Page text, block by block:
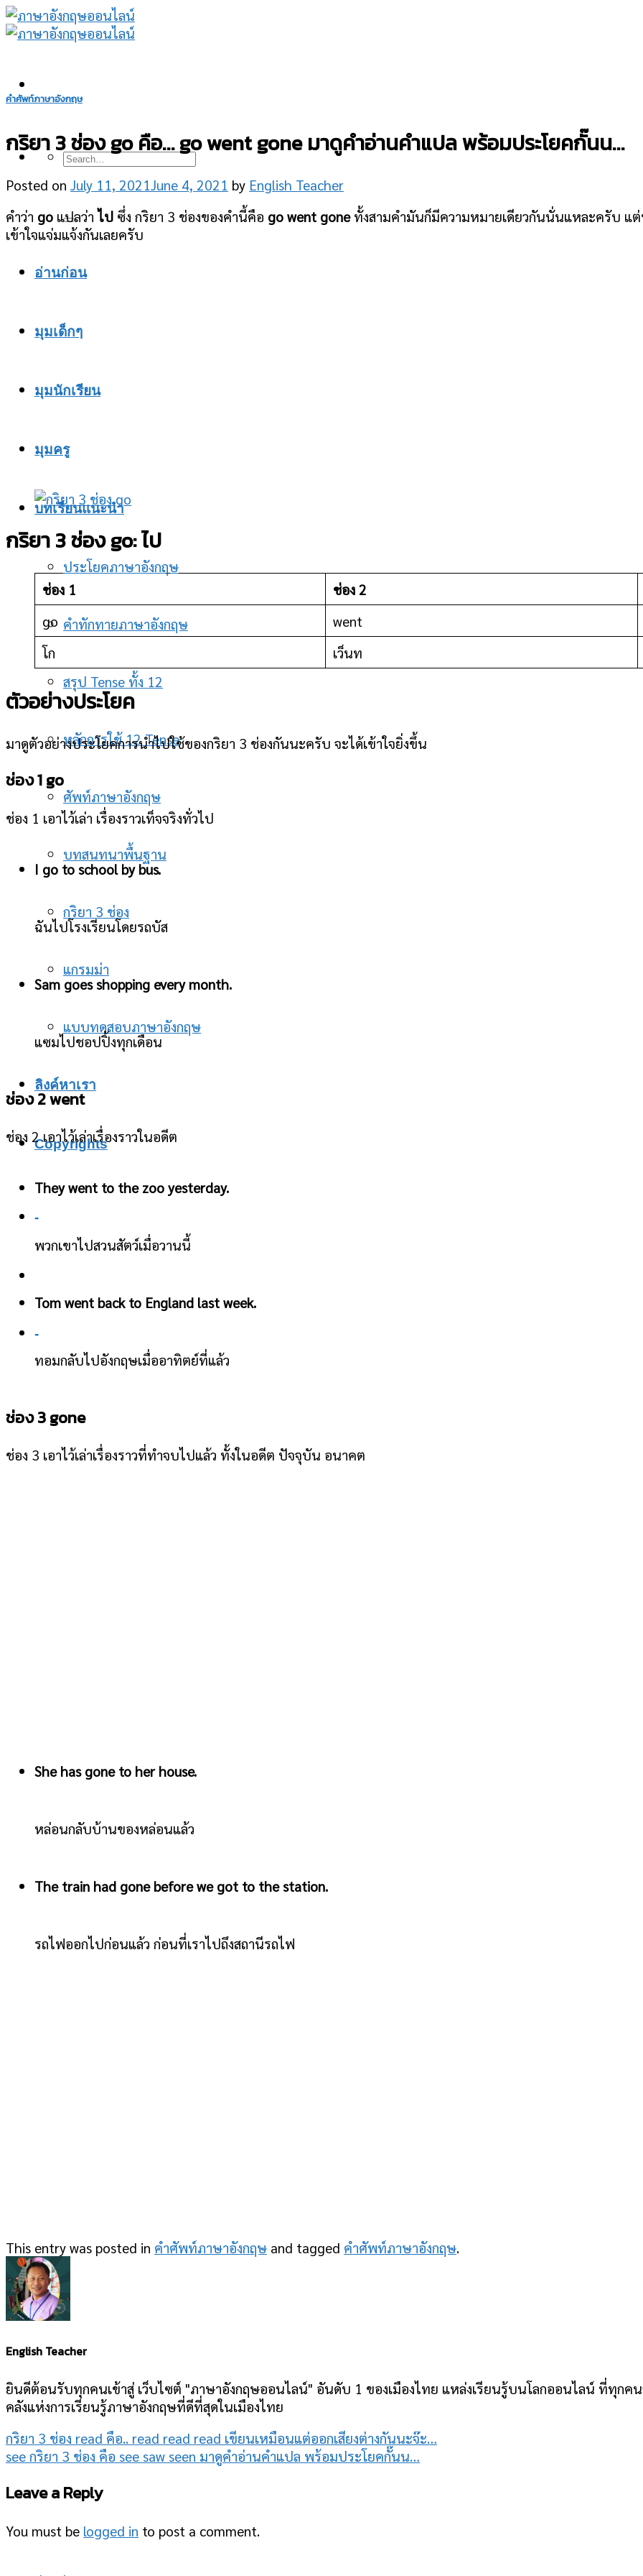
Skip
to
อ่านก่อน
มุมเด็กๆ
มุมนักเรียน
มุมครู
บทเรียนแนะนำ
ประโยคภาษาอังกฤษ
คำทักทายภาษาอังกฤษ
สรุป Tense ทั้ง 12
หลักการใช้ 12 Tense
ศัพท์ภาษาอังกฤษ
บทสนทนาพื้นฐาน
กริยา 3 ช่อง
แกรมม่า
แบบทดสอบภาษาอังกฤษ
ลิงค์หาเรา
Copyrights
-
-
คำศัพท์ภาษาอังกฤษ
กริยา 3 ช่อง go คือ… go went gone มาดูคำอ่านคำแปล พร้อมประโยคกั๊นน…
Posted on July 11, 2021 June 4, 2021 by English Teacher
คำว่า go แปลว่าไป ซึ่ง กริยา 3 ช่องของคำนี้คือ go went gone ทั้งสามคำมันก็มีความหมายเดียวกันนั่นแหละครับ แต่
เข้าใจแจ่มแจ้งกันเลยครับ
กริยา 3 ช่อง go: ไป
ช่อง 1
ช่อง 2
go
went
โก
เว็นท
ตัวอย่างประโยค
มาดูตัวอย่างประโยคการนำไปใช้ของกริยา 3 ช่องกันนะครับ จะได้เข้าใจยิ่งขึ้น
ช่อง 1 go
ช่อง 1 เอาไว้เล่า เรื่องราวเท็จจริงทั่วไป
I go to school by bus.
ฉันไปโรงเรียนโดยรถบัส
Sam goes shopping every month.
แซมไปชอปปิ้งทุกเดือน
ช่อง 2 went
ช่อง 2 เอาไว้เล่าเรื่องราวในอดีต
They went to the zoo yesterday.
พวกเขาไปสวนสัตว์เมื่อวานนี้
Tom went back to England last week.
ทอมกลับไปอังกฤษเมื่ออาทิตย์ที่แล้ว
ช่อง 3 gone
ช่อง 3 เอาไว้เล่าเรื่องราวที่ทำจบไปแล้ว ทั้งในอดีต ปัจจุบัน อนาคต
She has gone to her house.
หล่อนกลับบ้านของหล่อนแล้ว
The train had gone before we got to the station.
รถไฟออกไปก่อนแล้ว ก่อนที่เราไปถึงสถานีรถไฟ
This entry was posted in คำศัพท์ภาษาอังกฤษ and tagged คำศัพท์ภาษาอังกฤษ.
English Teacher
ยินดีต้อนรับทุกคนเข้าสู่ เว็บไซต์ "ภาษาอังกฤษออนไลน์" อันดับ 1 ของเมืองไทย แหล่งเรียนรู้บนโลกออนไลน์ ที่ทุกคน
คลังแห่งการเรียนรู้ภาษาอังกฤษที่ดีที่สุดในเมืองไทย
กริยา 3 ช่อง read คือ.. read read read เขียนเหมือนแต่ออกเสียงต่างกันนะจ๊ะ…
see กริยา 3 ช่อง คือ see saw seen มาดูคำอ่านคำแปล พร้อมประโยคกั๊นน…
Leave a Reply
You must be logged in to post a comment.